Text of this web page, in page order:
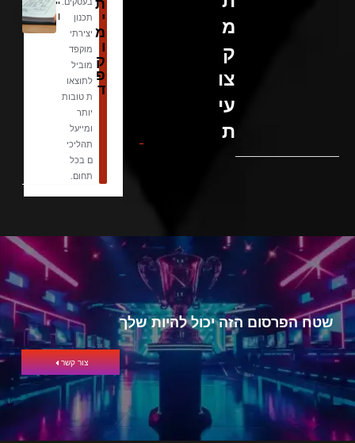
מ
ק
צו
עי
ת
ת
י
מ
ו
ק
פ
ד
תכנון
יצירתי
מוקפד
מוביל
לתוצאו
ת טובות
יותר
ומייעל
תהליכי
ם בכל
תחום.
יי
ן
שטח הפרסום הזה יכול להיות שלך
צור קשר